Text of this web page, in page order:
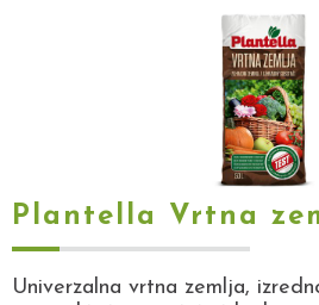
Plantella Vrtna
Univerzalna vrtna zemlja,